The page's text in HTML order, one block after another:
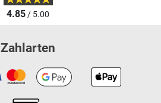
4.85/ 5.00
Zahlarten